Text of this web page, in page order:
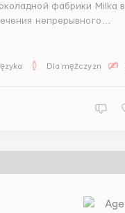
фабрики Milka в
непрерывного
Dla mężczyzn